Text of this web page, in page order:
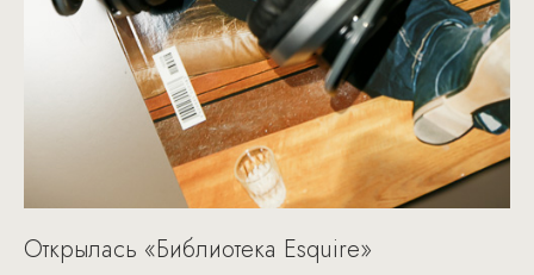
Открылась «Библиотека Esquire»